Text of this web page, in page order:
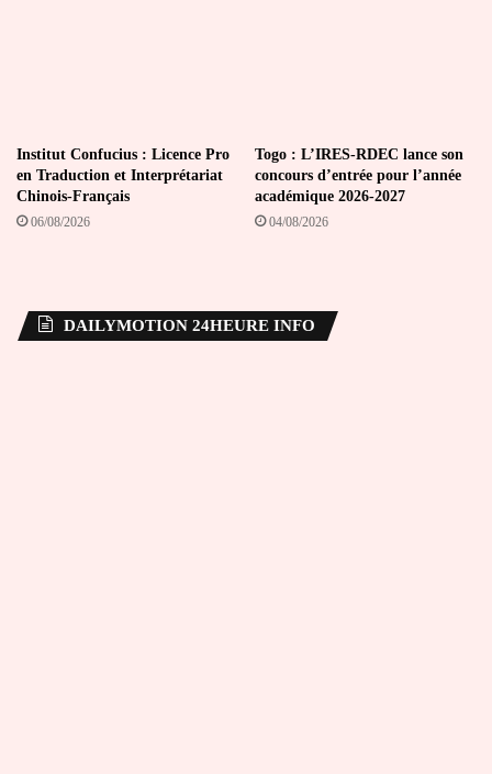
Institut Confucius : Licence Pro
en Traduction et Interprétariat
Chinois-Français
06/08/2026
Togo : L’IRES-RDEC lance son
concours d’entrée pour l’année
académique 2026-2027
04/08/2026
DAILYMOTION 24HEURE INFO